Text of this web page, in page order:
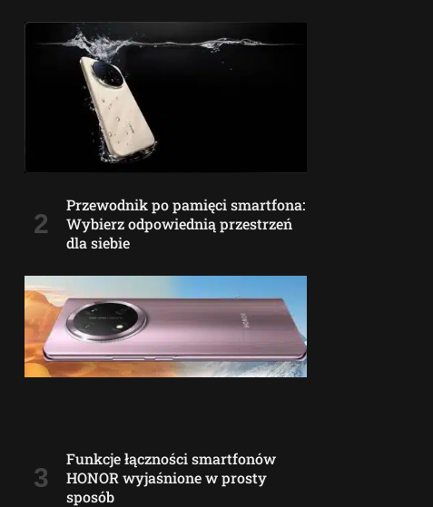
Przewodnik po pamięci smartfona:
Wybierz odpowiednią przestrzeń
dla siebie
Funkcje łączności smartfonów
HONOR wyjaśnione w prosty
sposób